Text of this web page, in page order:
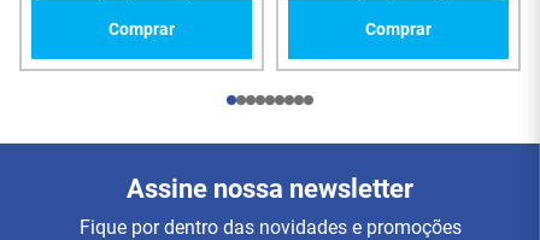
Comprar Comprar
Assine nossa newsletter
Fique por dentro das novidades e promoções